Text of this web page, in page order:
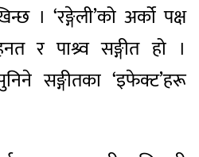
। ‘रङ्गेली’को अर्को पक्ष
र पाश्र्व सङ्गीत हो ।
सङ्गीतका ‘इफेक्ट’हरू